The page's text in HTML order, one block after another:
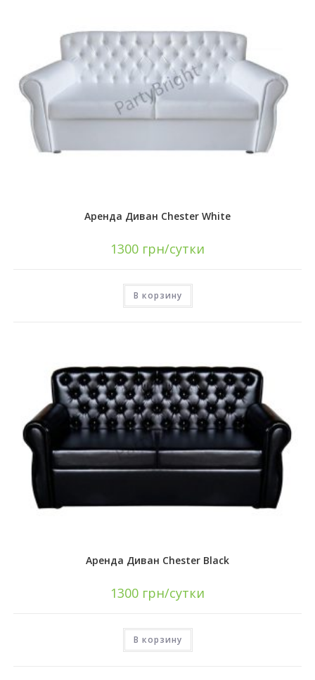
Аренда Диван Chester White
1300 грн/сутки
В корзину
Аренда Диван Chester Black
1300 грн/сутки
В корзину